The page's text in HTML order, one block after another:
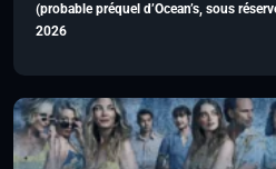
(probable préquel d’Ocean’s, sous
2026